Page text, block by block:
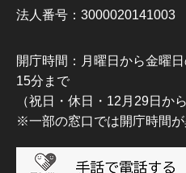
法人番号：3000020141003
開庁時間：月曜日から金曜
15分まで
（祝日・休日・12月29日か
※一部の窓口では開庁時間